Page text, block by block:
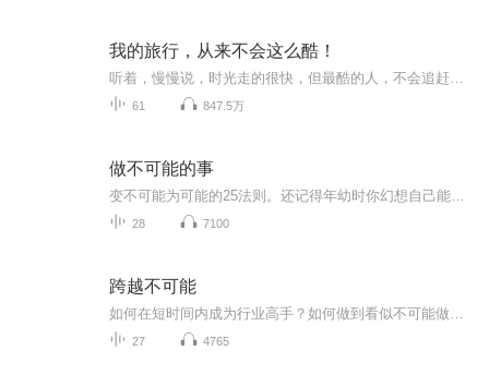
我的旅行，从来不会这么酷！
61 847.5万
做不可能的事
28 7100
跨越不可能
27 4765